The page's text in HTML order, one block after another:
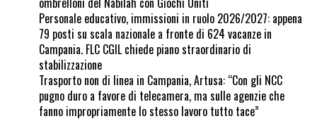
Personale educativo, immissioni in ruolo 2026/2027: appena
79 posti su scala nazionale a fronte di 624 vacanze in
Campania. FLC CGIL chiede piano straordinario di
stabilizzazione
Trasporto non di linea in Campania, Artusa: “Con gli NCC
pugno duro a favore di telecamera, ma sulle agenzie che
fanno impropriamente lo stesso lavoro tutto tace”